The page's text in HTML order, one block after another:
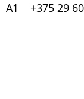
А1 +375 29